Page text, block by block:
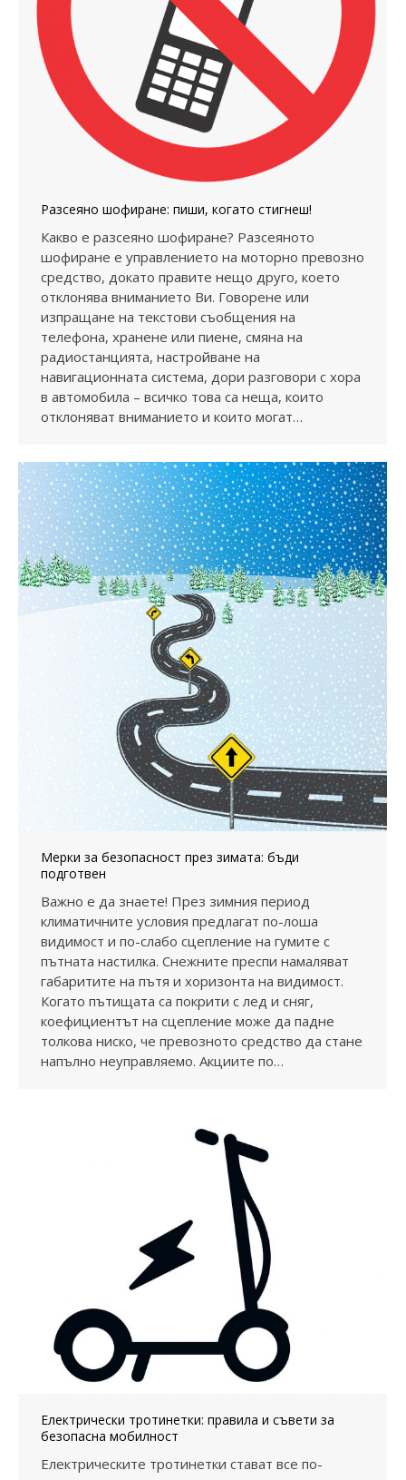
Разсеяно шофиране: пиши, когато стигнеш!
Какво е разсеяно шофиране? Разсеяното
шофиране е управлението на моторно превозно
средство, докато правите нещо друго, което
отклонява вниманието Ви. Говорене или
изпращане на текстови съобщения на
телефона, хранене или пиене, смяна на
радиостанцията, настройване на
навигационната система, дори разговори с хора
в автомобила – всичко това са неща, които
отклоняват вниманието и които могат…
Мерки за безопасност през зимата: бъди
подготвен
Важно е да знаете! През зимния период
климатичните условия предлагат по-лоша
видимост и по-слабо сцепление на гумите с
пътната настилка. Снежните преспи намаляват
габаритите на пътя и хоризонта на видимост.
Когато пътищата са покрити с лед и сняг,
коефициентът на сцепление може да падне
толкова ниско, че превозното средство да стане
напълно неуправляемо. Акциите по…
Електрически тротинетки: правила и съвети за
безопасна мобилност
Електрическите тротинетки стават все по-